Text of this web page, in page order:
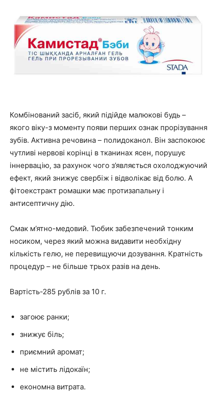
Комбінований засіб, який підійде малюкові будь –
якого віку-з моменту появи перших ознак прорізування
зубів. Активна речовина – полидоканол. Він заспокоює
чутливі нервові корінці в тканинах ясен, порушує
іннервацію, за рахунок чого з’являється охолоджуючий
ефект, який знижує свербіж і відволікає від болю. А
фітоекстракт ромашки має протизапальну і
антисептичну дію.
Смак м’ятно-медовий. Тюбик забезпечений тонким
носиком, через який можна видавити необхідну
кількість гелю, не перевищуючи дозування. Кратність
процедур – не більше трьох разів на день.
Вартість-285 рублів за 10 г.
загоює ранки;
знижує біль;
приємний аромат;
не містить лідокаїн;
економна витрата.